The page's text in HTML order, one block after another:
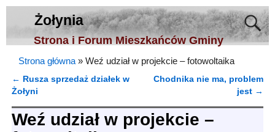
Żołynia
Strona i Forum Mieszkańców Gminy
Strona główna » Weź udział w projekcie – fotowoltaika
Nawigacja
← Rusza sprzedaż działek w
Żołyni
Chodnika nie ma, problem
jest →
Weź udział w projekcie –